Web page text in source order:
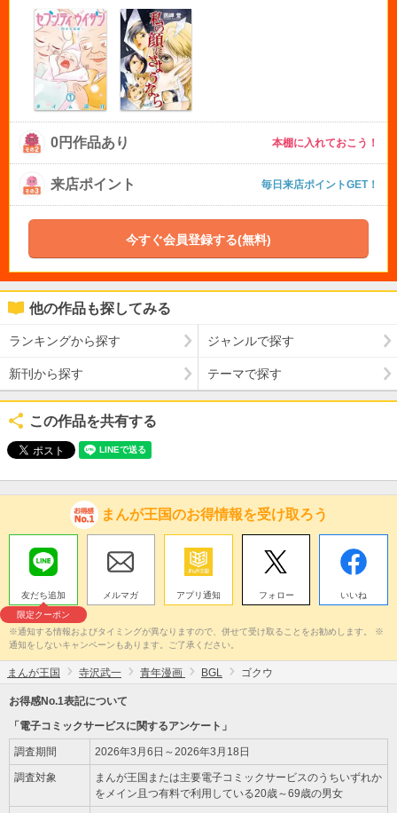
0円作品あり 本棚に入れておこう！
来店ポイント 毎日来店ポイントGET！
今すぐ会員登録する(無料)
他の作品も探してみる
ランキングから探す ジャンルで探す
新刊から探す テーマで探す
この作品を共有する
まんが王国のお得情報を受け取ろう
友だち追加
限定クーポン
メルマガ アプリ通知 フォロー いいね
※通知する情報およびタイミングが異なりますので、併せて受け取ることをお勧めします。 ※
通知をしないキャンペーンもあります。ご了承ください。
まんが王国 寺沢武一 青年漫画 BGL ゴクウ
お得感No.1表記について
「電子コミックサービスに関するアンケート」
調査期間 2026年3月6日～2026年3月18日
調査対象
まんが王国または主要電子コミックサービスのうちいずれか
をメイン且つ有料で利用している20歳～69歳の男女